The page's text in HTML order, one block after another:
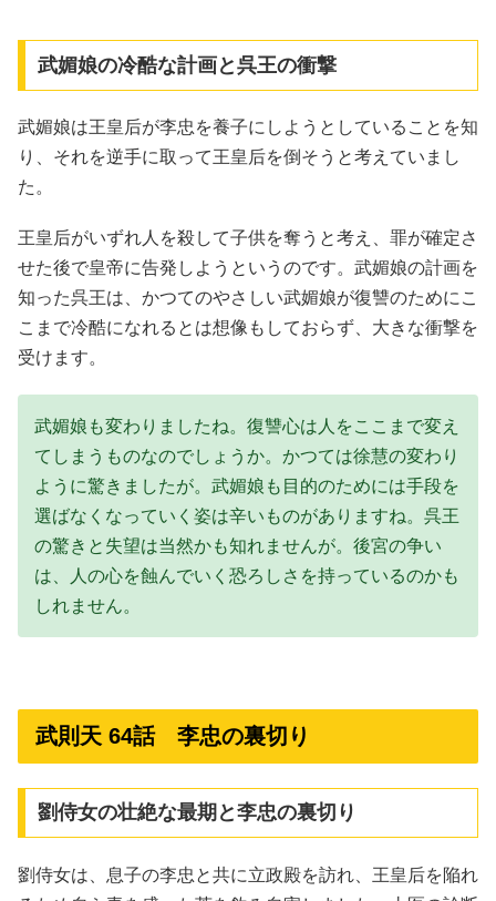
武媚娘の冷酷な計画と呉王の衝撃
武媚娘は王皇后が李忠を養子にしようとしていることを知
り、それを逆手に取って王皇后を倒そうと考えていまし
た。
王皇后がいずれ人を殺して子供を奪うと考え、罪が確定さ
せた後で皇帝に告発しようというのです。武媚娘の計画を
知った呉王は、かつてのやさしい武媚娘が復讐のためにこ
こまで冷酷になれるとは想像もしておらず、大きな衝撃を
受けます。
武媚娘も変わりましたね。復讐心は人をここまで変え
てしまうものなのでしょうか。かつては徐慧の変わり
ように驚きましたが。武媚娘も目的のためには手段を
選ばなくなっていく姿は辛いものがありますね。呉王
の驚きと失望は当然かも知れませんが。後宮の争い
は、人の心を蝕んでいく恐ろしさを持っているのかも
しれません。
武則天 64話 李忠の裏切り
劉侍女の壮絶な最期と李忠の裏切り
劉侍女は、息子の李忠と共に立政殿を訪れ、王皇后を陥れ